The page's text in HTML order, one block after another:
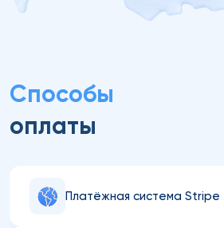
Способы
оплаты
Платёжная система Stripe